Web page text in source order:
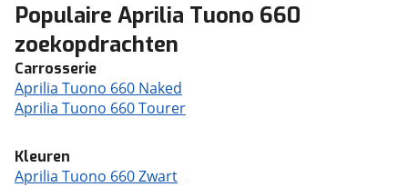
Populaire Aprilia Tuono 660
zoekopdrachten
Carrosserie
Aprilia Tuono 660 Naked
Aprilia Tuono 660 Tourer
Kleuren
Aprilia Tuono 660 Zwart